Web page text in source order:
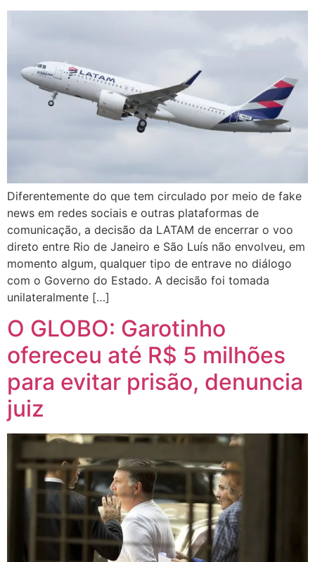
Diferentemente do que tem circulado por meio de fake
news em redes sociais e outras plataformas de
comunicação, a decisão da LATAM de encerrar o voo
direto entre Rio de Janeiro e São Luís não envolveu, em
momento algum, qualquer tipo de entrave no diálogo
com o Governo do Estado. A decisão foi tomada
unilateralmente […]
O GLOBO: Garotinho
ofereceu até R$ 5 milhões
para evitar prisão, denuncia
juiz